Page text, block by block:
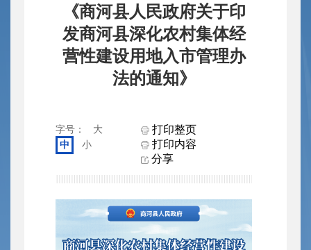
《商河县人民政府关于印
发商河县深化农村集体经
营性建设用地入市管理办
法的通知》
字号：
大
中
小
打印整页
打印内容
分享